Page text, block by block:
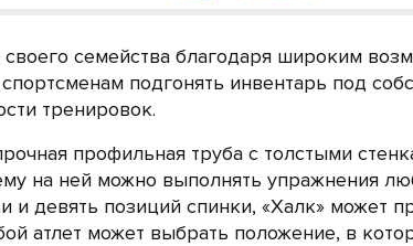
семейства благодаря широким
подгонять инвентарь под
тренировок.
профильная труба с толстыми
на ней можно выполнять упражнения
и девять позиций спинки, «Халк» может
атлет может выбрать положение, в